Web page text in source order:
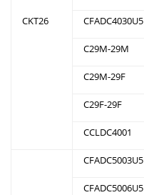
CKT26 CFADC4030U5
C29M-29M
C29M-29F
C29F-29F
CCLDC4001
CFADC5003U5
CFADC5006U5